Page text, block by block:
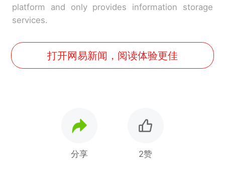
platform and only provides information storage
services.
打开网易新闻，阅读体验更佳
分享 2赞